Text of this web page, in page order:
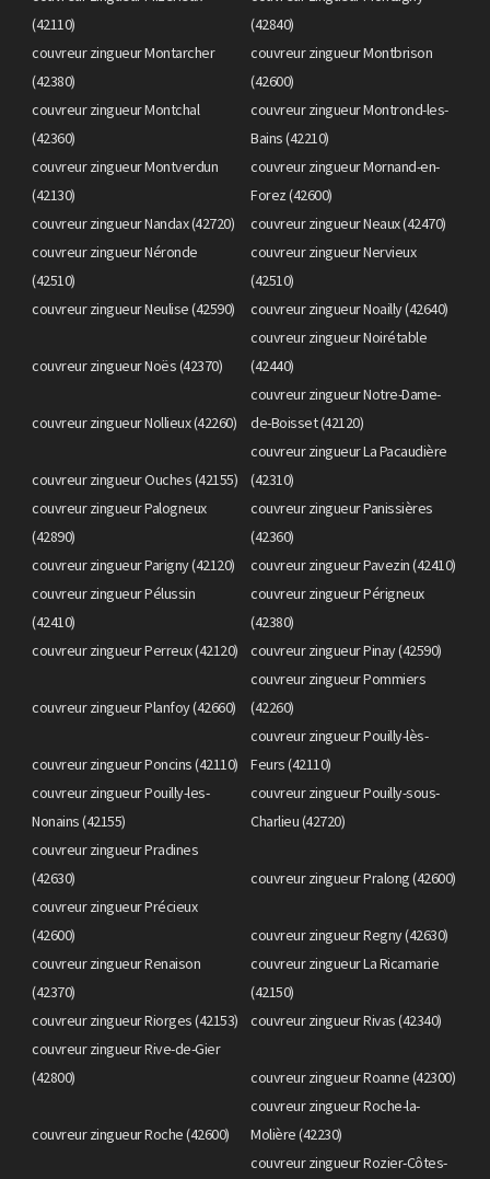
(42110)
(42840)
couvreur zingueur Montarcher
(42380)
couvreur zingueur Montbrison
(42600)
couvreur zingueur Montchal
(42360)
couvreur zingueur Montrond-les-
Bains (42210)
couvreur zingueur Montverdun
(42130)
couvreur zingueur Mornand-en-
Forez (42600)
couvreur zingueur Nandax (42720)
couvreur zingueur Neaux (42470)
couvreur zingueur Néronde
(42510)
couvreur zingueur Nervieux
(42510)
couvreur zingueur Neulise (42590)
couvreur zingueur Noailly (42640)
couvreur zingueur Noës (42370)
couvreur zingueur Noirétable
(42440)
couvreur zingueur Nollieux (42260)
couvreur zingueur Notre-Dame-
de-Boisset (42120)
couvreur zingueur Ouches (42155)
couvreur zingueur La Pacaudière
(42310)
couvreur zingueur Palogneux
(42890)
couvreur zingueur Panissières
(42360)
couvreur zingueur Parigny (42120)
couvreur zingueur Pavezin (42410)
couvreur zingueur Pélussin
(42410)
couvreur zingueur Périgneux
(42380)
couvreur zingueur Perreux (42120)
couvreur zingueur Pinay (42590)
couvreur zingueur Planfoy (42660)
couvreur zingueur Pommiers
(42260)
couvreur zingueur Poncins (42110)
couvreur zingueur Pouilly-lès-
Feurs (42110)
couvreur zingueur Pouilly-les-
Nonains (42155)
couvreur zingueur Pouilly-sous-
Charlieu (42720)
couvreur zingueur Pradines
(42630)
couvreur zingueur Pralong (42600)
couvreur zingueur Précieux
(42600)
couvreur zingueur Regny (42630)
couvreur zingueur Renaison
(42370)
couvreur zingueur La Ricamarie
(42150)
couvreur zingueur Riorges (42153)
couvreur zingueur Rivas (42340)
couvreur zingueur Rive-de-Gier
(42800)
couvreur zingueur Roanne (42300)
couvreur zingueur Roche (42600)
couvreur zingueur Roche-la-
Molière (42230)
couvreur zingueur Rozier-Côtes-